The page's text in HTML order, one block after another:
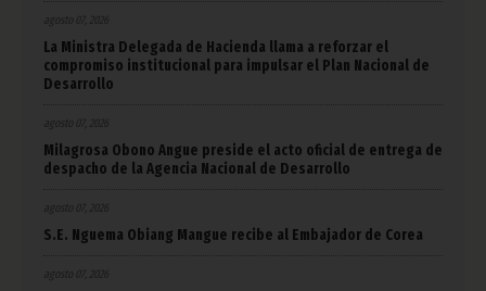
agosto 07, 2026
La Ministra Delegada de Hacienda llama a reforzar el
compromiso institucional para impulsar el Plan Nacional de
Desarrollo
agosto 07, 2026
Milagrosa Obono Angue preside el acto oficial de entrega de
despacho de la Agencia Nacional de Desarrollo
agosto 07, 2026
S.E. Nguema Obiang Mangue recibe al Embajador de Corea
agosto 07, 2026